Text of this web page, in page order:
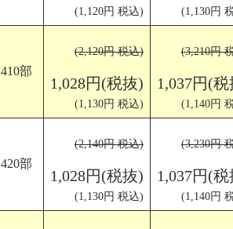
(1,120円 税込) (1,130円
410部
(2,120円 税込)
1,028円(税抜)
(1,130円 税込)
(3,210円
1,037円(
(1,140円
420部
(2,140円 税込)
1,028円(税抜)
(1,130円 税込)
(3,230円
1,037円(
(1,140円